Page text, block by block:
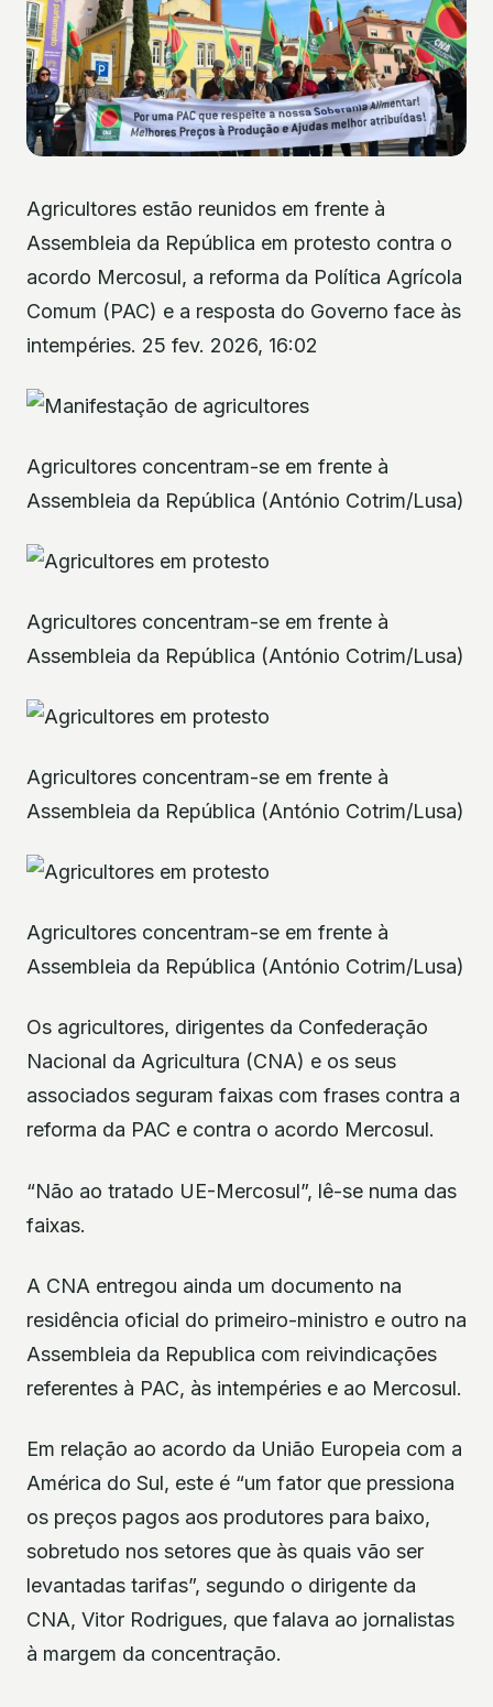
Agricultores estão reunidos em frente à
Assembleia da República em protesto contra o
acordo Mercosul, a reforma da Política Agrícola
Comum (PAC) e a resposta do Governo face às
intempéries. 25 fev. 2026, 16:02
Agricultores concentram-se em frente à
Assembleia da República (António Cotrim/Lusa)
Agricultores concentram-se em frente à
Assembleia da República (António Cotrim/Lusa)
Agricultores concentram-se em frente à
Assembleia da República (António Cotrim/Lusa)
Agricultores concentram-se em frente à
Assembleia da República (António Cotrim/Lusa)
Os agricultores, dirigentes da Confederação
Nacional da Agricultura (CNA) e os seus
associados seguram faixas com frases contra a
reforma da PAC e contra o acordo Mercosul.
“Não ao tratado UE-Mercosul”, lê-se numa das
faixas.
A CNA entregou ainda um documento na
residência oficial do primeiro-ministro e outro na
Assembleia da Republica com reivindicações
referentes à PAC, às intempéries e ao Mercosul.
Em relação ao acordo da União Europeia com a
América do Sul, este é “um fator que pressiona
os preços pagos aos produtores para baixo,
sobretudo nos setores que às quais vão ser
levantadas tarifas”, segundo o dirigente da
CNA, Vitor Rodrigues, que falava ao jornalistas
à margem da concentração.